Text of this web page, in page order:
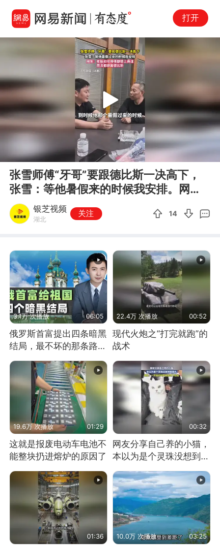
打开
00:00
Play
张雪师傅“牙哥”要跟德比斯一决高下，
张雪：等他暑假来的时候我安排。网
友：老板和他师傅都想上赛道。
银芝视频
湖北
关注 14
3.1万 次播放 06:05
俄罗斯首富提出四条暗黑
结局，最不坏的那条路是
通向东方
22.4万 次播放 00:52
现代火炮之“打完就跑”的
战术
19.6万 次播放 01:29
这就是报废电动车电池不
能整块扔进熔炉的原因了
00:32
网友分享自己养的小猫，
本以为是个灵珠没想到是
01:36 10.0万 次播放 03:25